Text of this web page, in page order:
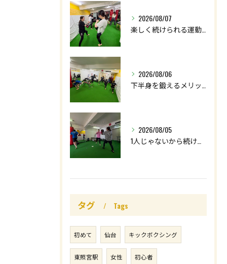
2026/08/07
2026/08/06
2026/08/05
タグ Tags
初めて 仙台 キックボクシング
東照宮駅 女性 初心者